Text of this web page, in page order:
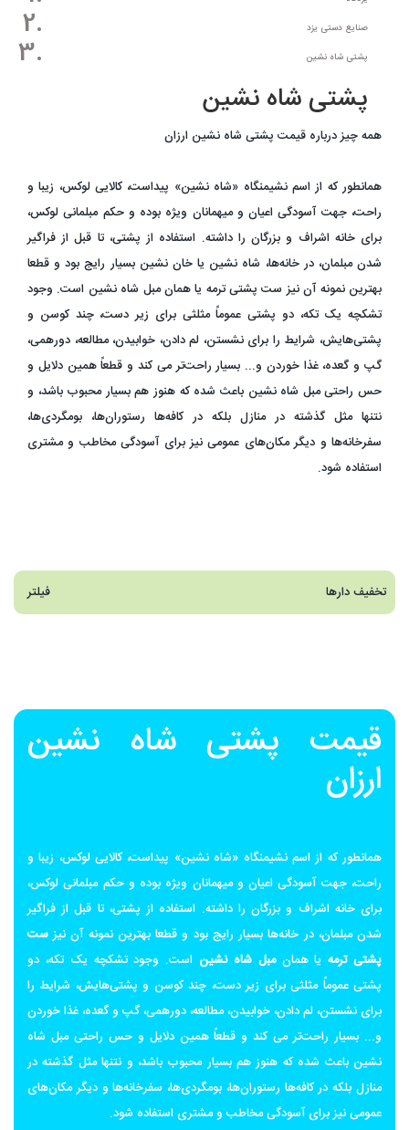
صنایع دستی یزد
پشتی شاه نشین
پشتی شاه نشین
همه چیز درباره قیمت پشتی شاه نشین ارزان
همانطور که از اسم نشیمنگاه «شاه نشین» پیداست، کالایی لوکس، زیبا و
راحت، جهت آسودگی اعیان و میهمانان ویژه بوده و حکم مبلمانی لوکس،
برای خانه اشراف و بزرگان را داشته. استفاده از پشتی، تا قبل از فراگیر
شدن مبلمان، در خانه‌ها، شاه نشین یا خان نشین بسیار رایج بود و قطعا
بهترین نمونه آن نیز ست پشتی ترمه یا همان مبل شاه نشین است. وجود
تشکچه یک تکه، دو پشتی عموماً مثلثی برای زیر دست، چند کوسن و
پشتی‌هایش، شرایط را برای نشستن، لم دادن، خوابیدن، مطالعه، دورهمی،
گپ و گعده، غذا خوردن و... بسیار راحت‌تر می کند و قطعاً همین دلایل و
حس راحتی مبل شاه نشین باعث شده که هنوز هم بسیار محبوب باشد، و
نتنها مثل گذشته در منازل بلکه در کافه‌ها رستوران‌ها، بومگردی‌ها،
سفرخانه‌ها و دیگر مکان‌های عمومی نیز برای آسودگی مخاطب و مشتری
استفاده شود.
فیلتر تخفیف دارها
قیمت پشتی شاه نشین
ارزان
همانطور که از اسم نشیمنگاه «شاه نشین» پیداست، کالایی لوکس، زیبا و
راحت، جهت آسودگی اعیان و میهمانان ویژه بوده و حکم مبلمانی لوکس،
برای خانه اشراف و بزرگان را داشته. استفاده از پشتی، تا قبل از فراگیر
شدن مبلمان، در خانه‌ها بسیار رایج بود و قطعا بهترین نمونه آن نیزست
پشتی ترمهیا همانمبل شاه نشین است. وجود تشکچه یک تکه، دو
پشتی عموماً مثلثی برای زیر دست، چند کوسن و پشتی‌هایش، شرایط را
برای نشستن، لم دادن، خوابیدن، مطالعه، دورهمی، گپ و گعده، غذا خوردن
و... بسیار راحت‌تر می کند و قطعاً همین دلایل و حس راحتی مبل شاه
نشین باعث شده که هنوز هم بسیار محبوب باشد، و نتنها مثل گذشته در
منازل بلکه در کافه‌ها رستوران‌ها، بومگردی‌ها، سفرخانه‌ها و دیگر مکان‌های
عمومی نیز برای آسودگی مخاطب و مشتری استفاده شود.